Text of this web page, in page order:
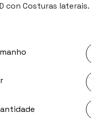
con Costuras laterais.